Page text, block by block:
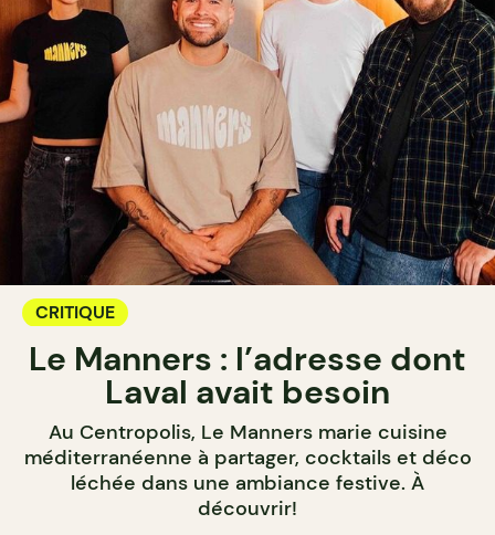
CRITIQUE
Le Manners : l’adresse dont
Laval avait besoin
Au Centropolis, Le Manners marie cuisine
méditerranéenne à partager, cocktails et déco
léchée dans une ambiance festive. À
découvrir!